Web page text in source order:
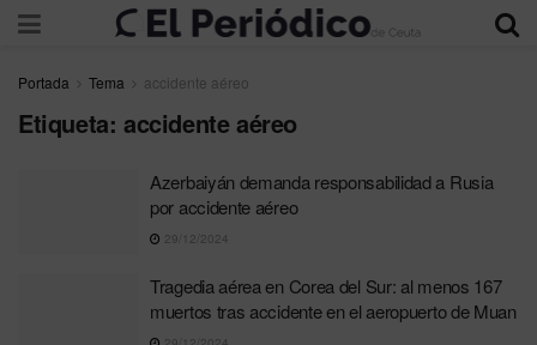
Portada Tema accidente aéreo
Etiqueta: accidente aéreo
Azerbaiyán demanda responsabilidad a Rusia
por accidente aéreo
29/12/2024
Tragedia aérea en Corea del Sur: al menos 167
muertos tras accidente en el aeropuerto de Muan